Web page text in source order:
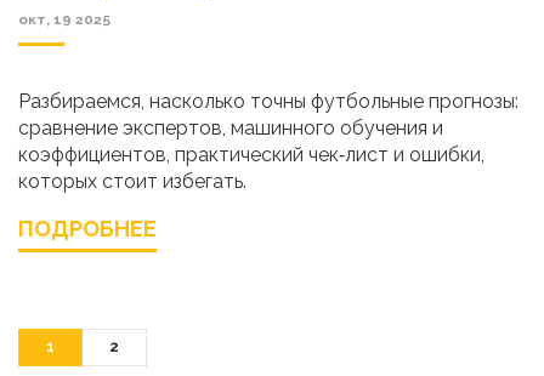
окт, 19 2025
Разбираемся, насколько точны футбольные прогнозы:
сравнение экспертов, машинного обучения и
коэффициентов, практический чек‑лист и ошибки,
которых стоит избегать.
ПОДРОБНЕЕ
1 2